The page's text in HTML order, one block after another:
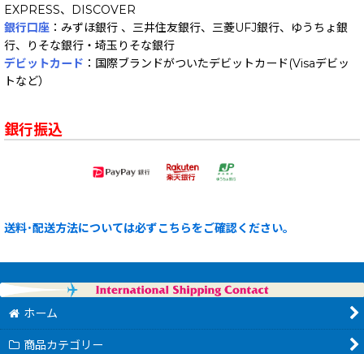
EXPRESS、DISCOVER
銀行口座 ：みずほ銀行 、三井住友銀行、三菱UFJ銀行、ゆうちょ銀
行、りそな銀行・埼玉りそな銀行
デビットカード ：国際ブランドがついたデビットカード(Visaデビッ
トなど）
銀行振込
送料･配送方法については必ずこちらをご確認ください。
ホーム
商品カテゴリー